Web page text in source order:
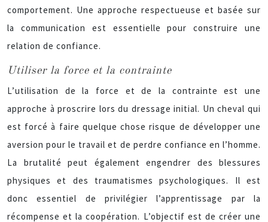
comportement. Une approche respectueuse et basée sur
la communication est essentielle pour construire une
relation de confiance.
Utiliser la force et la contrainte
L’utilisation de la force et de la contrainte est une
approche à proscrire lors du dressage initial. Un cheval qui
est forcé à faire quelque chose risque de développer une
aversion pour le travail et de perdre confiance en l’homme.
La brutalité peut également engendrer des blessures
physiques et des traumatismes psychologiques. Il est
donc essentiel de privilégier l’apprentissage par la
récompense et la coopération. L’objectif est de créer une